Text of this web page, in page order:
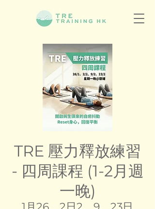
TRE 壓力釋放練習
- 四周課程 (1-2月週
一晚)